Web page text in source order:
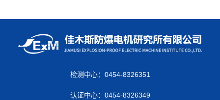
检测中心：0454-8326351
认证中心：0454-8326349